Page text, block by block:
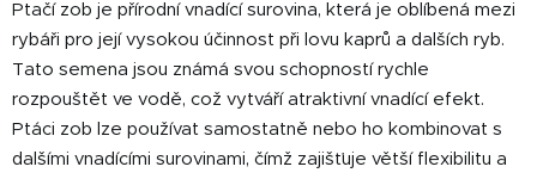
Ptačí zob je přírodní vnadící surovina, která je oblíbená mezi
rybáři pro její vysokou účinnost při lovu kaprů a dalších ryb.
Tato semena jsou známá svou schopností rychle
rozpouštět ve vodě, což vytváří atraktivní vnadící efekt.
Ptáci zob lze používat samostatně nebo ho kombinovat s
dalšími vnadícími surovinami, čímž zajišťuje větší flexibilitu a